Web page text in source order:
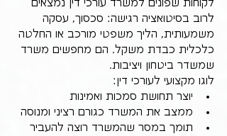
לקוחות שפונים למשרד עורכי דין נמצאים
לרוב בסיטואציה רגישה: סכסוך, עסקה
משמעותית, הליך משפטי מורכב או החלטה
כלכלית כבדת משקל. הם מחפשים משרד
שמשדר ביטחון ויציבות.
לוגו מקצועי לעורכי דין:
יוצר תחושת סמכות ואמינות
ממצב את המשרד כגורם רציני ומנוסה
תומך במסר שהמשרד רוצה להעביר